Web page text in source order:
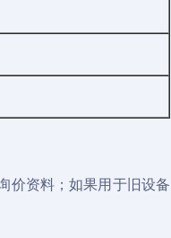
价资料；如果用于旧设备